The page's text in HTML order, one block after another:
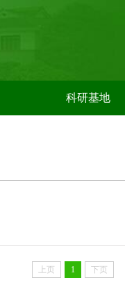
科研基地
上页 1 下页